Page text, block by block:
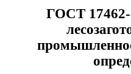
ГОСТ